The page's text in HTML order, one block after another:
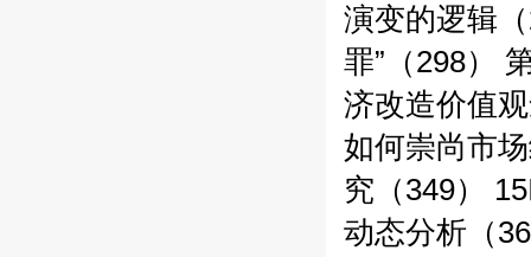
演变的逻辑
罪”（298）
济改造价值
如何崇尚市
究（349）
动态分析（